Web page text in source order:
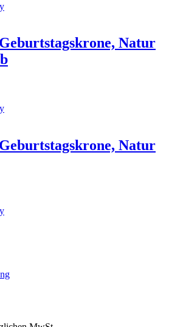
Geburtstagskrone, Natur
Geburtstagskrone, Natur